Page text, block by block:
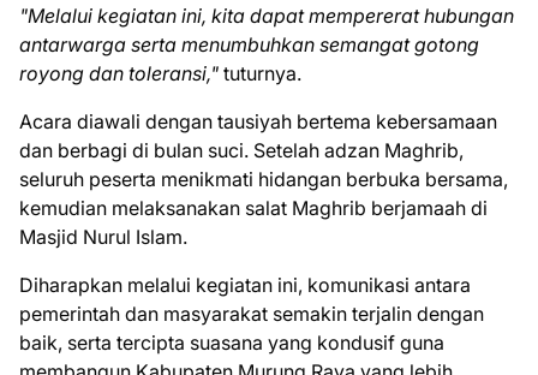
"Melalui kegiatan ini, kita dapat mempererat hubungan
antarwarga serta menumbuhkan semangat gotong
royong dan toleransi," tuturnya.
Acara diawali dengan tausiyah bertema kebersamaan
dan berbagi di bulan suci. Setelah adzan Maghrib,
seluruh peserta menikmati hidangan berbuka bersama,
kemudian melaksanakan salat Maghrib berjamaah di
Masjid Nurul Islam.
Diharapkan melalui kegiatan ini, komunikasi antara
pemerintah dan masyarakat semakin terjalin dengan
baik, serta tercipta suasana yang kondusif guna